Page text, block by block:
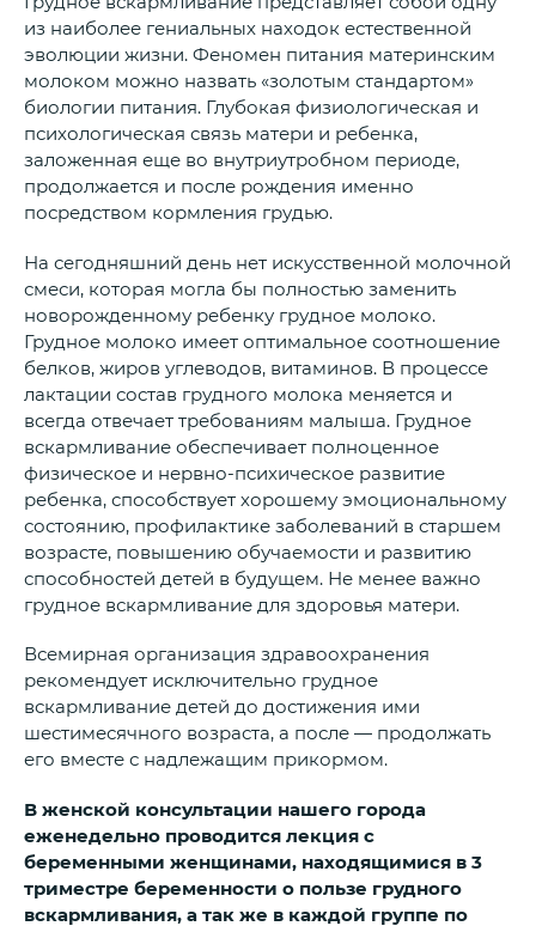
из наиболее гениальных находок естественной
эволюции жизни. Феномен питания материнским
молоком можно назвать «золотым стандартом»
биологии питания. Глубокая физиологическая и
психологическая связь матери и ребенка,
заложенная еще во внутриутробном периоде,
продолжается и после рождения именно
посредством кормления грудью.
На сегодняшний день нет искусственной молочной
смеси, которая могла бы полностью заменить
новорожденному ребенку грудное молоко.
Грудное молоко имеет оптимальное соотношение
белков, жиров углеводов, витаминов. В процессе
лактации состав грудного молока меняется и
всегда отвечает требованиям малыша. Грудное
вскармливание обеспечивает полноценное
физическое и нервно-психическое развитие
ребенка, способствует хорошему эмоциональному
состоянию, профилактике заболеваний в старшем
возрасте, повышению обучаемости и развитию
способностей детей в будущем. Не менее важно
грудное вскармливание для здоровья матери.
Всемирная организация здравоохранения
рекомендует исключительно грудное
вскармливание детей до достижения ими
шестимесячного возраста, а после — продолжать
его вместе с надлежащим прикормом.
В женской консультации нашего города
еженедельно проводится лекция с
беременными женщинами, находящимися в 3
триместре беременности о пользе грудного
вскармливания, а так же в каждой группе по